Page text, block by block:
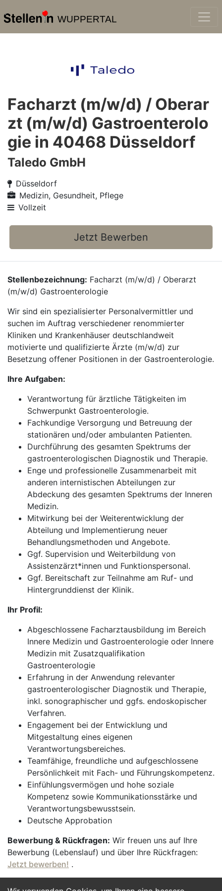
WUPPERTAL
Facharzt (m/w/d) / Oberar
zt (m/w/d) Gastroenterolo
gie in 40468 Düsseldorf
Taledo GmbH
Düsseldorf
Medizin, Gesundheit, Pflege
Vollzeit
Jetzt Bewerben
Stellenbezeichnung: Facharzt (m/w/d) / Oberarzt
(m/w/d) Gastroenterologie
Wir sind ein spezialisierter Personalvermittler und
suchen im Auftrag verschiedener renommierter
Kliniken und Krankenhäuser deutschlandweit
motivierte und qualifizierte Ärzte (m/w/d) zur
Besetzung offener Positionen in der Gastroenterologie.
Ihre Aufgaben:
Verantwortung für ärztliche Tätigkeiten im
Schwerpunkt Gastroenterologie.
Fachkundige Versorgung und Betreuung der
stationären und/oder ambulanten Patienten.
Durchführung des gesamten Spektrums der
gastroenterologischen Diagnostik und Therapie.
Enge und professionelle Zusammenarbeit mit
anderen internistischen Abteilungen zur
Abdeckung des gesamten Spektrums der Inneren
Medizin.
Mitwirkung bei der Weiterentwicklung der
Abteilung und Implementierung neuer
Behandlungsmethoden und Angebote.
Ggf. Supervision und Weiterbildung von
Assistenzärzt*innen und Funktionspersonal.
Ggf. Bereitschaft zur Teilnahme am Ruf- und
Hintergrunddienst der Klinik.
Ihr Profil:
Abgeschlossene Facharztausbildung im Bereich
Innere Medizin und Gastroenterologie oder Innere
Medizin mit Zusatzqualifikation
Gastroenterologie
Erfahrung in der Anwendung relevanter
gastroenterologischer Diagnostik und Therapie,
inkl. sonographischer und ggfs. endoskopischer
Verfahren.
Engagement bei der Entwicklung und
Mitgestaltung eines eigenen
Verantwortungsbereiches.
Teamfähige, freundliche und aufgeschlossene
Persönlichkeit mit Fach- und Führungskompetenz.
Einfühlungsvermögen und hohe soziale
Kompetenz sowie Kommunikationsstärke und
Verantwortungsbewusstsein.
Deutsche Approbation
Bewerbung & Rückfragen: Wir freuen uns auf Ihre
Bewerbung (Lebenslauf) und über Ihre Rückfragen:
Jetzt bewerben! .